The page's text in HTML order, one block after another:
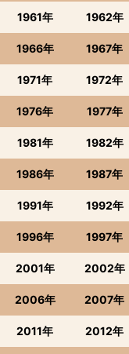
1961年 1962年
1966年 1967年
1971年 1972年
1976年 1977年
1981年 1982年
1986年 1987年
1991年 1992年
1996年 1997年
2001年 2002年
2006年 2007年
2011年 2012年